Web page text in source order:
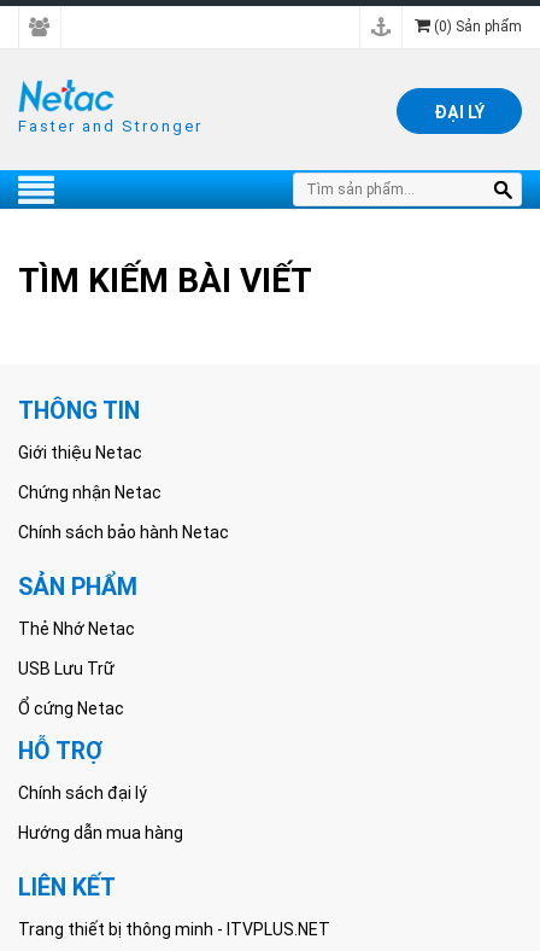
(0) Sản phẩm
Faster and Stronger
ĐẠI LÝ
TÌM KIẾM BÀI VIẾT
THÔNG TIN
Giới thiệu Netac
Chứng nhận Netac
Chính sách bảo hành Netac
SẢN PHẨM
Thẻ Nhớ Netac
USB Lưu Trữ
Ổ cứng Netac
HỖ TRỢ
Chính sách đại lý
Hướng dẫn mua hàng
LIÊN KẾT
Trang thiết bị thông minh - ITVPLUS.NET